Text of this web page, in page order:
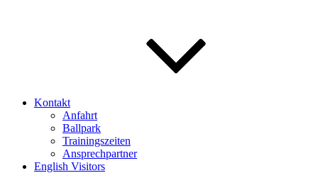
Kontakt
Anfahrt
Ballpark
Trainingszeiten
Ansprechpartner
English Visitors